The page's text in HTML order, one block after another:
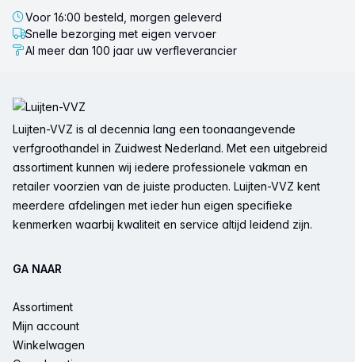
Voor 16:00 besteld, morgen geleverd
Snelle bezorging met eigen vervoer
Al meer dan 100 jaar uw verfleverancier
Luijten-VVZ is al decennia lang een toonaangevende
verfgroothandel in Zuidwest Nederland. Met een uitgebreid
assortiment kunnen wij iedere professionele vakman en
retailer voorzien van de juiste producten. Luijten-VVZ kent
meerdere afdelingen met ieder hun eigen specifieke
kenmerken waarbij kwaliteit en service altijd leidend zijn.
GA NAAR
Assortiment
Mijn account
Winkelwagen